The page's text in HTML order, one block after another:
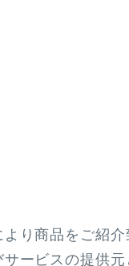
り商品をご紹介
ービスの提供